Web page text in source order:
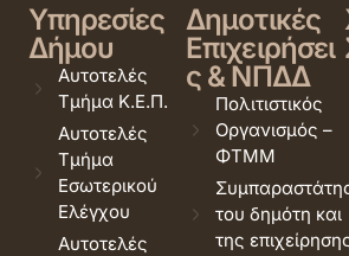
Υπηρεσίες
Δήμου
Αυτοτελές
Τμήμα Κ.Ε.Π.
Αυτοτελές
Τμήμα
Εσωτερικού
Ελέγχου
Αυτοτελές
Δημοτικές
Επιχειρήσει
ς & ΝΠΔΔ
Πολιτιστικός
Οργανισμός –
ΦΤΜΜ
του δημότη και
της